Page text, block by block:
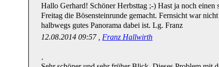
Hallo Gerhard! Schöner Herbsttag ;-) Hast ja noch einen
Freitag die Bösensteinrunde gemacht. Fernsicht war
halbwegs gutes Panorama dabei ist. Lg. Franz
12.08.2014 09:57 , Franz Hallwirth